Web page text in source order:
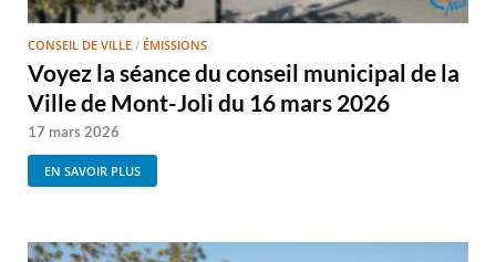
CONSEIL DE VILLE / ÉMISSIONS
Voyez la séance du conseil municipal de la
Ville de Mont-Joli du 16 mars 2026
17 mars 2026
EN SAVOIR PLUS